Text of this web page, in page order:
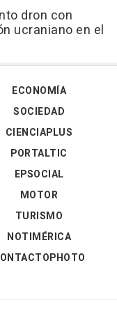
dron con
ucraniano en el
ECONOMÍA
SOCIEDAD
CIENCIAPLUS
PORTALTIC
EPSOCIAL
MOTOR
TURISMO
NOTIMÉRICA